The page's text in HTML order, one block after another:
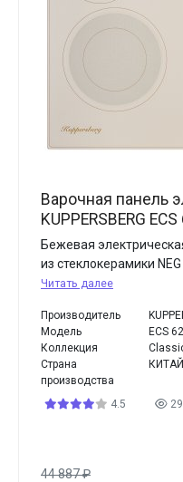
Варочная панель
KUPPERSBERG
Бежевая
из стеклокерамики
Читать далее
Производитель
Модель
ECS
Коллекция
Страна
производства
КИТАЙ
4.5 29
44 887₽